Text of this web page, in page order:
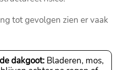
tot gevolgen zien er vaak
dakgoot: Bladeren, mos,